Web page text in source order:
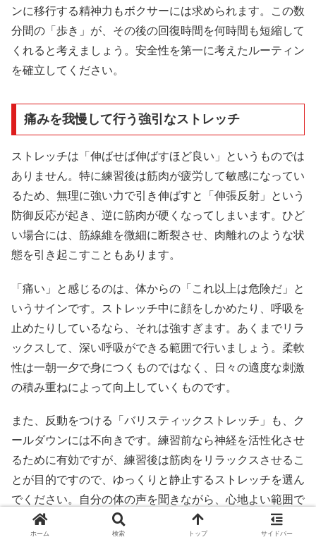
ンに移行する精神力もボクサーには求められます。この数
分間の「歩き」が、その後の回復時間を何時間も短縮して
くれると考えましょう。安全性を第一に考えたルーティン
を確立してください。
痛みを我慢して行う強引なストレッチ
ストレッチは「伸ばせば伸ばすほど良い」というものでは
ありません。特に練習後は筋肉が疲労して敏感になってい
るため、無理に強い力で引き伸ばすと「伸張反射」という
防御反応が起き、逆に筋肉が硬くなってしまいます。ひど
い場合には、筋線維を微細に断裂させ、肉離れのような状
態を引き起こすこともあります。
「痛い」と感じるのは、体からの「これ以上は危険だ」と
いうサインです。ストレッチ中に顔をしかめたり、呼吸を
止めたりしているなら、それは強すぎます。あくまでリラ
ックスして、深い呼吸ができる範囲で行いましょう。柔軟
性は一朝一夕で身につくものではなく、日々の適度な刺激
の積み重ねによって向上していくものです。
また、反動をつける「バリスティックストレッチ」も、ク
ールダウンには不向きです。練習前なら神経を活性化させ
るために有効ですが、練習後は筋肉をリラックスさせるこ
とが目的ですので、ゆっくりと静止するストレッチを選ん
でください。自分の体の声を聞きながら、心地よい範囲で
ケアをすることが、怪我を遠ざける唯一の道です。
ホーム 検索 トップ サイドバー